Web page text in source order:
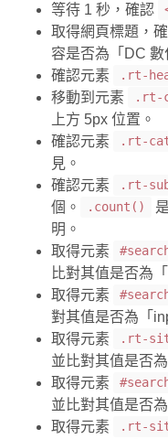
等待 1 秒，確認
取得網頁標題，
容是否為「DC 數
確認元素
.rt-
移動到元素
.rt-
上方 5px 位置。
確認元素
.rt-
見。
確認元素
.rt-
個。
.count()
明。
取得元素
比對其值是否為
取得元素
對其值是否為「
取得元素
.rt-
並比對其值是否
取得元素
並比對其值是否
取得元素
.rt-